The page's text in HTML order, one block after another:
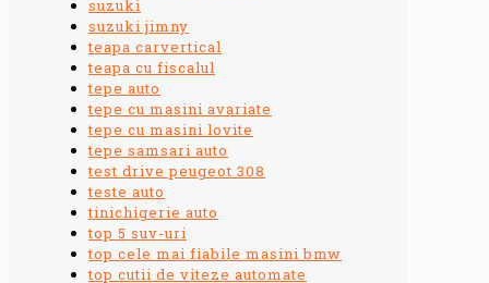
suzuki
suzuki jimny
teapa carvertical
teapa cu fiscalul
tepe auto
tepe cu masini avariate
tepe cu masini lovite
tepe samsari auto
test drive peugeot 308
teste auto
tinichigerie auto
top 5 suv-uri
top cele mai fiabile masini bmw
top cutii de viteze automate